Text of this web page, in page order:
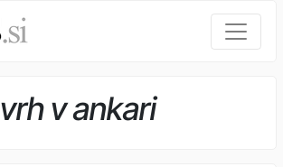
vrh v ankari